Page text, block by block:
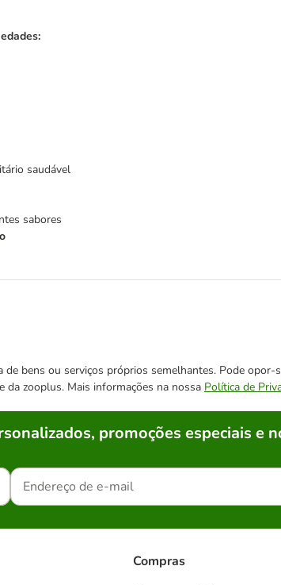
saudável
sabores
bens ou serviços próprios semelhantes. Pode
da zooplus. Mais informações na nossa Política de
promoções especiais e
Compras